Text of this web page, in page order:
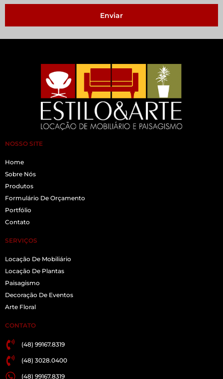
Enviar
NOSSO SITE
Home
Sobre Nós
Produtos
Formulário De Orçamento
Portfólio
Contato
SERVIÇOS
Locação De Mobiliário
Locação De Plantas
Paisagismo
Decoração De Eventos
Arte Floral
CONTATO
(48) 99167.8319
(48) 3028.0400
(48) 99167.8319